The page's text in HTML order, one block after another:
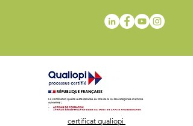
certificat qualiopi